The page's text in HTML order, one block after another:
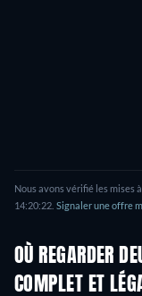
Nous avons vérifié les mises
14:20:22 Signaler une offre
OÙ REGARDER
COMPLET ET